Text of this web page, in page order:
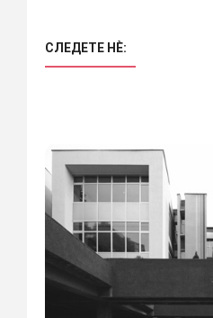
СЛЕДЕТЕ НÈ: